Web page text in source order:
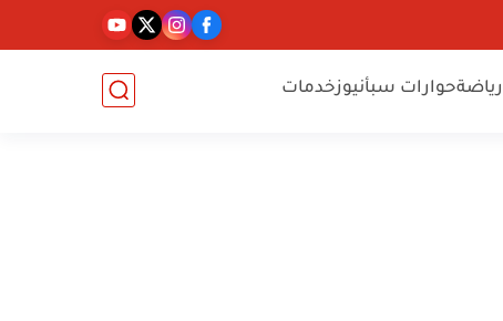
رياضةحوارات سبأنيوزخدمات